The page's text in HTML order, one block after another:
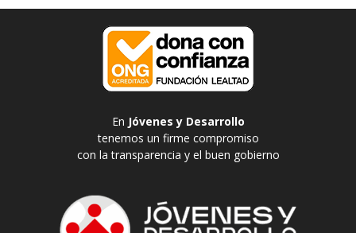
En Jóvenes y Desarrollo
tenemos un firme compromiso
con la transparencia y el buen gobierno